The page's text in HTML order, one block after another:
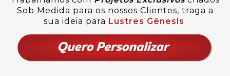
Sob Medida para os nossos Clientes, traga a
sua ideia para Lustres Gênesis.